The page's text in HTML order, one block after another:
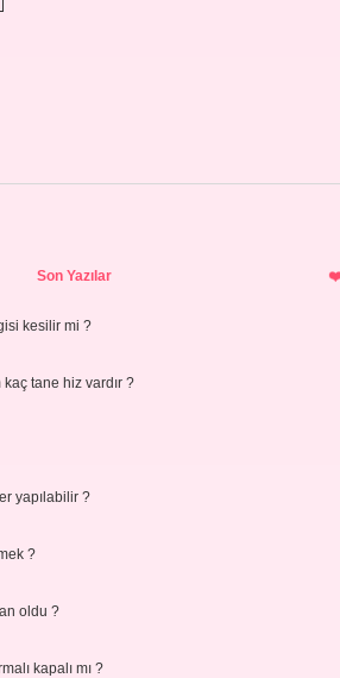
Son Yazılar
kesilir mi ?
kaç tane hiz vardır ?
yapılabilir ?
?
oldu ?
kapalı mı ?